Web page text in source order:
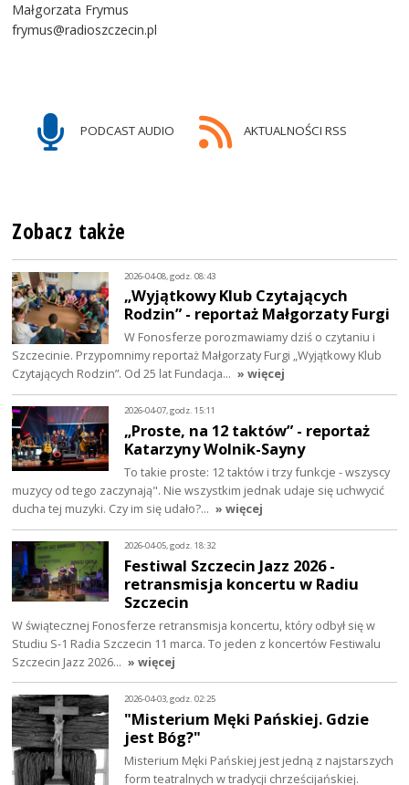
Małgorzata Frymus
frymus@radioszczecin.pl
PODCAST AUDIO AKTUALNOŚCI RSS
Zobacz także
2026-04-08, godz. 08:43
„Wyjątkowy Klub Czytających
Rodzin” - reportaż Małgorzaty Furgi
W Fonosferze porozmawiamy dziś o czytaniu i
Szczecinie. Przypomnimy reportaż Małgorzaty Furgi „Wyjątkowy Klub
Czytających Rodzin”. Od 25 lat Fundacja… » więcej
2026-04-07, godz. 15:11
„Proste, na 12 taktów” - reportaż
Katarzyny Wolnik-Sayny
To takie proste: 12 taktów i trzy funkcje - wszyscy
muzycy od tego zaczynają". Nie wszystkim jednak udaje się uchwycić
ducha tej muzyki. Czy im się udało?… » więcej
2026-04-05, godz. 18:32
Festiwal Szczecin Jazz 2026 -
retransmisja koncertu w Radiu
Szczecin
W świątecznej Fonosferze retransmisja koncertu, który odbył się w
Studiu S-1 Radia Szczecin 11 marca. To jeden z koncertów Festiwalu
Szczecin Jazz 2026… » więcej
2026-04-03, godz. 02:25
"Misterium Męki Pańskiej. Gdzie
jest Bóg?"
Misterium Męki Pańskiej jest jedną z najstarszych
form teatralnych w tradycji chrześcijańskiej.